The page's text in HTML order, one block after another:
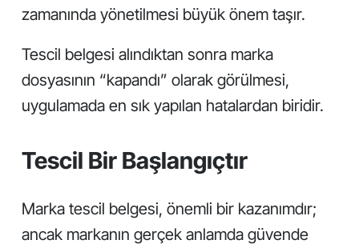
zamanında yönetilmesi büyük önem taşır.
Tescil belgesi alındıktan sonra marka
dosyasının “kapandı” olarak görülmesi,
uygulamada en sık yapılan hatalardan biridir.
Tescil Bir Başlangıçtır
Marka tescil belgesi, önemli bir kazanımdır;
ancak markanın gerçek anlamda güvende